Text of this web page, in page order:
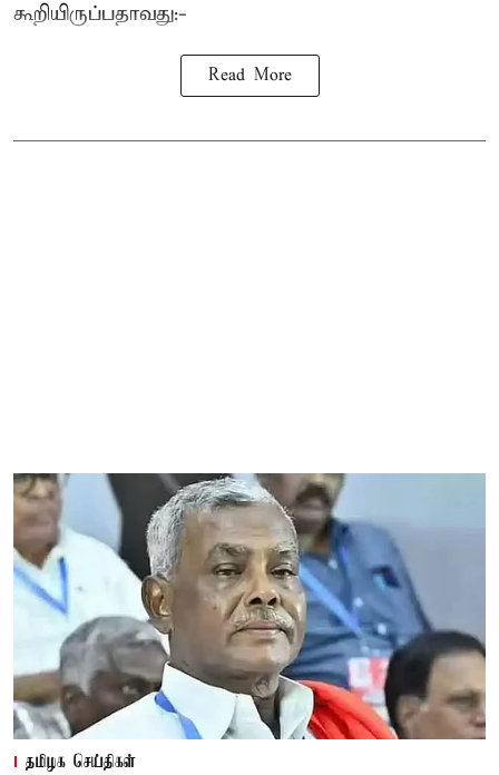
கூறியிருப்பதாவது:-
Read More
தமிழக செய்திகள்